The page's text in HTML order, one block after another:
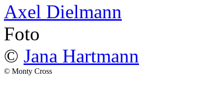
Axel Dielmann
Foto
© Jana Hartmann
© Monty Cross